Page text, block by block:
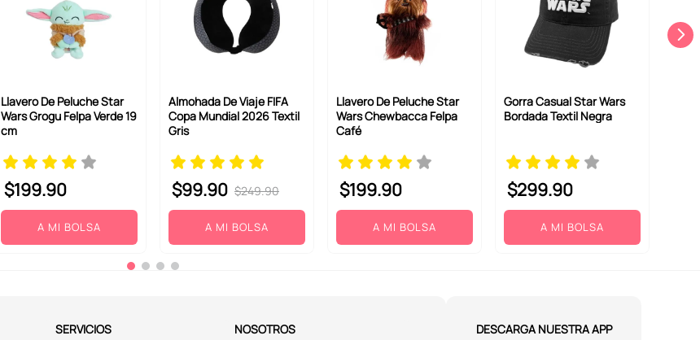
Llavero De Peluche Star
Wars Grogu Felpa Verde 19
cm
$199.90
A MI BOLSA
Almohada De Viaje FIFA
Copa Mundial 2026 Textil
Gris
$249.90
$99.90
A MI BOLSA
Llavero De Peluche Star
Wars Chewbacca Felpa
Café
$199.90
A MI BOLSA
Gorra Casual Star Wars
Bordada Textil Negra
$299.90
A MI BOLSA
SERVICIOS NOSOTROS DESCARGA NUESTRA APP